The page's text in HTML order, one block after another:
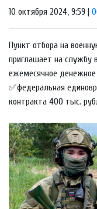
10 октября 2024, 9:59 |
Пункт отбора на
приглашает на
ежемесячное денежное
✅федеральная
контракта 400 тыс.